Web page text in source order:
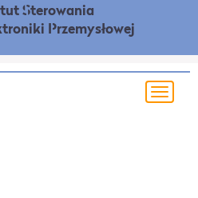
Sterowania
Przemysłowej